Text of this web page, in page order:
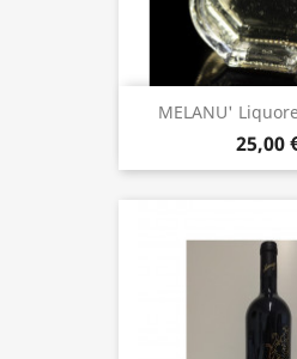
MELANU'
25,00